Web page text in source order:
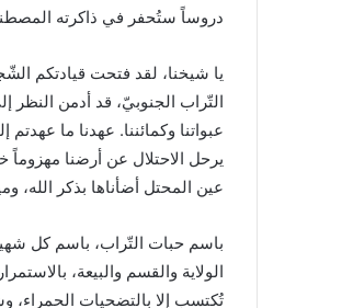
دروساً ستُحفر في ذاكرته
يا شيخنا، لقد فتحت قيادتكم
التّراب الجنوبيّ، قد أدمن النظر
عبواتنا وكمائننا. عهدنا ما
يرحل الاحتلال عن أرضنا مهزوماً
عين المحتل أضأناها بذكر الله،
باسم حبات التّراب، باسم كل
الولاية والقسم والبيعة،
تُكتسب إلا بالتضحيات الحمراء،